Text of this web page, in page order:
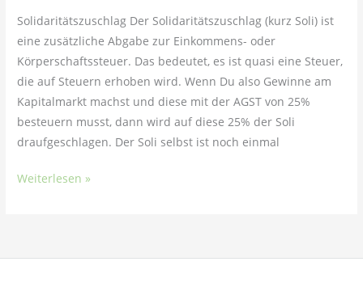
Solidaritätszuschlag Der Solidaritätszuschlag (kurz Soli) ist
eine zusätzliche Abgabe zur Einkommens- oder
Körperschaftssteuer. Das bedeutet, es ist quasi eine Steuer,
die auf Steuern erhoben wird. Wenn Du also Gewinne am
Kapitalmarkt machst und diese mit der AGST von 25%
besteuern musst, dann wird auf diese 25% der Soli
draufgeschlagen. Der Soli selbst ist noch einmal
Weiterlesen »